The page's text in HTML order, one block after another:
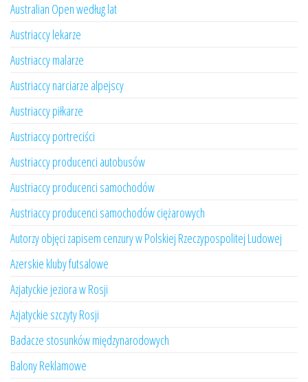
Australian Open według lat
Austriaccy lekarze
Austriaccy malarze
Austriaccy narciarze alpejscy
Austriaccy piłkarze
Austriaccy portreciści
Austriaccy producenci autobusów
Austriaccy producenci samochodów
Austriaccy producenci samochodów ciężarowych
Autorzy objęci zapisem cenzury w Polskiej Rzeczypospolitej Ludowej
Azerskie kluby futsalowe
Azjatyckie jeziora w Rosji
Azjatyckie szczyty Rosji
Badacze stosunków międzynarodowych
Balony Reklamowe